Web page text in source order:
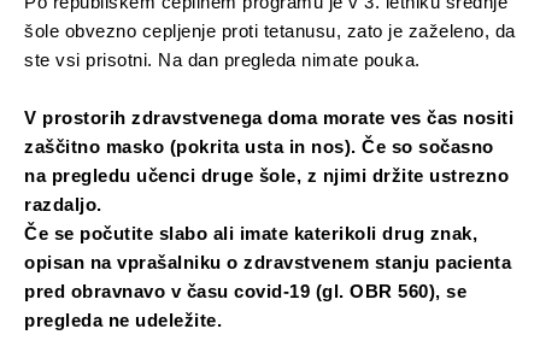
šole obvezno cepljenje proti tetanusu, zato je zaželeno, da
ste vsi prisotni. Na dan pregleda nimate pouka.
V prostorih zdravstvenega doma morate ves čas nositi
zaščitno masko (pokrita usta in nos). Če so sočasno
na pregledu učenci druge šole, z njimi držite ustrezno
razdaljo.
Če se počutite slabo ali imate katerikoli drug znak,
opisan na vprašalniku o zdravstvenem stanju pacienta
pred obravnavo v času covid-19 (gl. OBR 560), se
pregleda ne udeležite.